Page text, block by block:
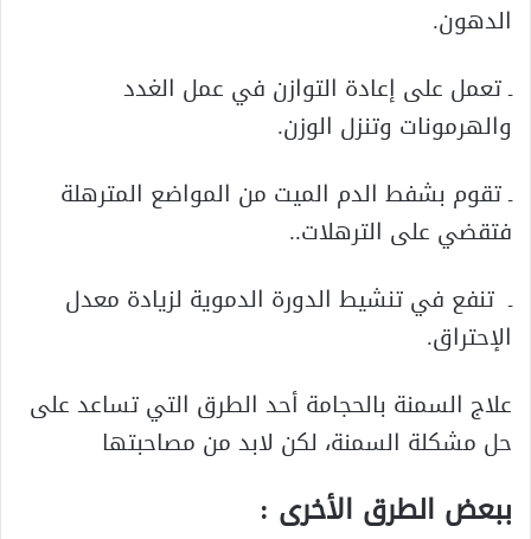
الدهون.
ـ تعمل على إعادة التوازن في عمل الغدد
والهرمونات وتنزل الوزن.
ـ تقوم بشفط الدم الميت من المواضع المترهلة
فتقضي على الترهلات..
ـ تنفع في تنشيط الدورة الدموية لزيادة معدل
الإحتراق.
علاج السمنة بالحجامة أحد الطرق التي تساعد على
حل مشكلة السمنة، لكن لابد من مصاحبتها
ببعض الطرق الأخرى :